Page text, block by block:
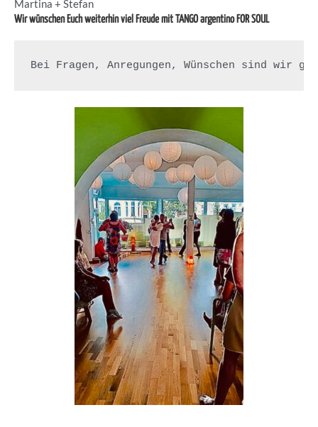
Martina + Stefan
Wir wünschen Euch weiterhin viel Freude mit TANGO argentino FOR SOUL
Bei Fragen, Anregungen, Wünschen sind wir